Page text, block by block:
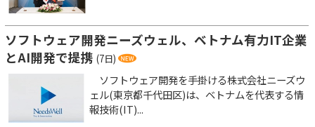
ソフトウェア開発ニーズウェル、ベトナム有力IT企業
とAI開発で提携 (7日)
ソフトウェア開発を手掛ける株式会社ニーズウ
ェル(東京都千代田区)は、ベトナムを代表する情
報技術(IT)...